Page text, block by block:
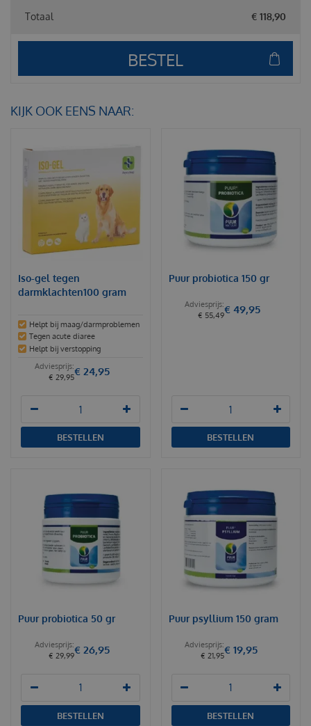
Totaal € 118,90
KIJK OOK EENS NAAR:
Iso-gel tegen
darmklachten100 gram
Helpt bij maag/darmproblemen
Tegen acute diaree
Helpt bij verstopping
€ 29,95€ 24,95
BESTELLEN
Puur probiotica 150 gr
€ 55,49€ 49,95
BESTELLEN
Puur probiotica 50 gr
€ 29,99€ 26,95
BESTELLEN
Puur psyllium 150 gram
€ 21,95€ 19,95
BESTELLEN